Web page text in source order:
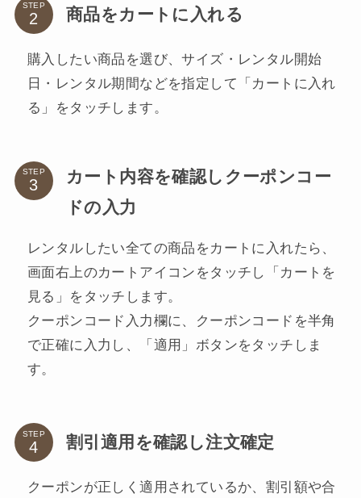
STEP 商品をカートに入れる
購入したい商品を選び、サイズ・レンタル開始
日・レンタル期間などを指定して「カートに入れ
る」をタッチします。
STEP
カート内容を確認しクーポンコー
ドの入力
レンタルしたい全ての商品をカートに入れたら、
画面右上のカートアイコンをタッチし「カートを
見る」をタッチします。
クーポンコード入力欄に、クーポンコードを半角
で正確に入力し、「適用」ボタンをタッチしま
す。
STEP 割引適用を確認し注文確定
クーポンが正しく適用されているか、割引額や合